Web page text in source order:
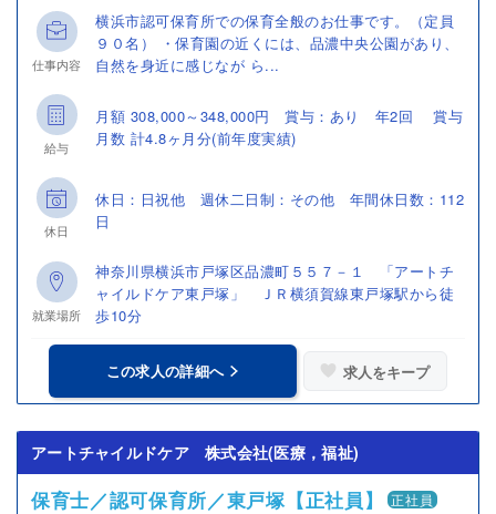
仕事内容
横浜市認可保育所での保育全般のお仕事です。（定員
９０名） ・保育園の近くには、品濃中央公園があり、
自然を身近に感じなが ら...
給与
月額 308,000～348,000円 賞与：あり 年2回 賞与
月数 計4.8ヶ月分(前年度実績)
休日
休日：日祝他 週休二日制：その他 年間休日数：112
日
就業場所
神奈川県横浜市戸塚区品濃町５５７－１ 「アートチ
ャイルドケア東戸塚」 ＪＲ横須賀線東戸塚駅から徒
歩10分
この求人の詳細へ 求人をキープ
アートチャイルドケア 株式会社(医療，福祉)
保育士／認可保育所／東戸塚【正社員】
正社員